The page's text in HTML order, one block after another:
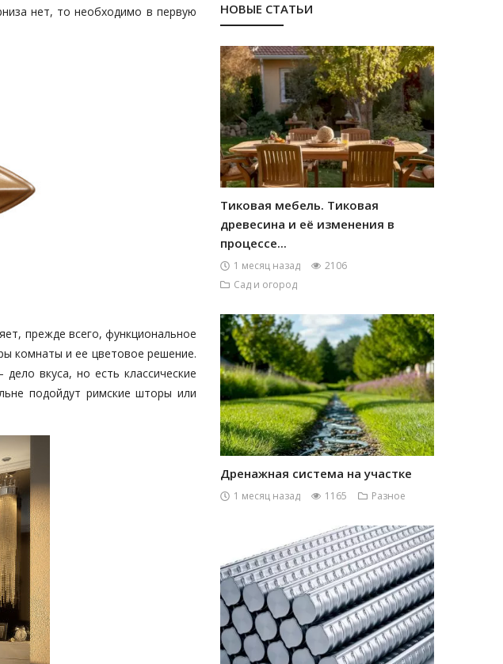
нет, то необходимо в первую
прежде всего, функциональное
комнаты и ее цветовое решение.
вкуса, но есть классические
подойдут римские шторы или
НОВЫЕ СТАТЬИ
Тиковая мебель. Тиковая
древесина и её изменения в
процессе...
1 месяц назад
2106
Сад и огород
Дренажная система на участке
1 месяц назад 1165 Разное